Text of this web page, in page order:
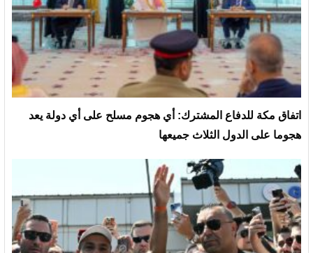
‏اتفاق مكة للدفاع المشترك: أي هجوم مسلح على أي دولة يعد
هجوما على الدول الثلاث جميعها